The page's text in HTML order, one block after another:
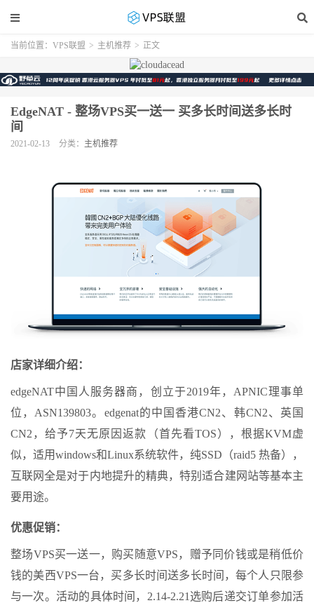
当前位置： VPS联盟 > 主机推荐 > 正文
EdgeNAT - 整场VPS买一送一 买多长时间送多长时
间
2021-02-13 分类： 主机推荐
店家详细介绍：
edgeNAT中国人服务器商，创立于2019年，APNIC理事单
位，ASN139803。edgenat的中国香港CN2、韩CN2、英国
CN2，给予7天无原因返款（首先看TOS），根据KVM虚
似，适用windows和Linux系统软件，纯SSD（raid5 热备），
互联网全是对于内地提升的精典，特别适合建网站等基本主
要用途。
优惠促销：
整场VPS买一送一，购买随意VPS，赠予同价钱或是稍低价
钱的美西VPS一台，买多长时间送多长时间，每个人只限参
与一次。活动的具体时间，2.14-2.21选购后递交订单参加活